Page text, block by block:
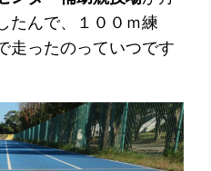
たんで、１００ｍ練
走ったのっていつです